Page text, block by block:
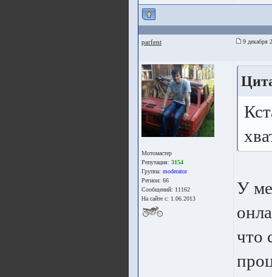
parfent 9 декабря
Мотомастер
Репутация: 3154
Группа: moderator
Регион: 66
Сообщений: 11162
На сайте с: 1.06.2013
У
что